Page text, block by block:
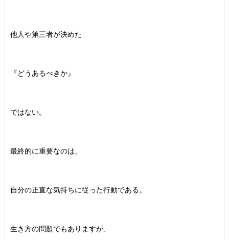
他人や第三者が決めた
『どうあるべきか』
ではない。
最終的に重要なのは、
自分の正直な気持ちに従った行動である。
生き方の問題でもありますが、